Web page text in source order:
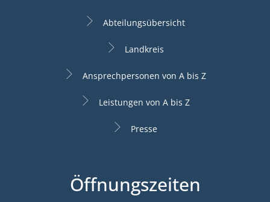
Abteilungsübersicht
Landkreis
Ansprechpersonen von A bis Z
Leistungen von A bis Z
Presse
Öffnungszeiten